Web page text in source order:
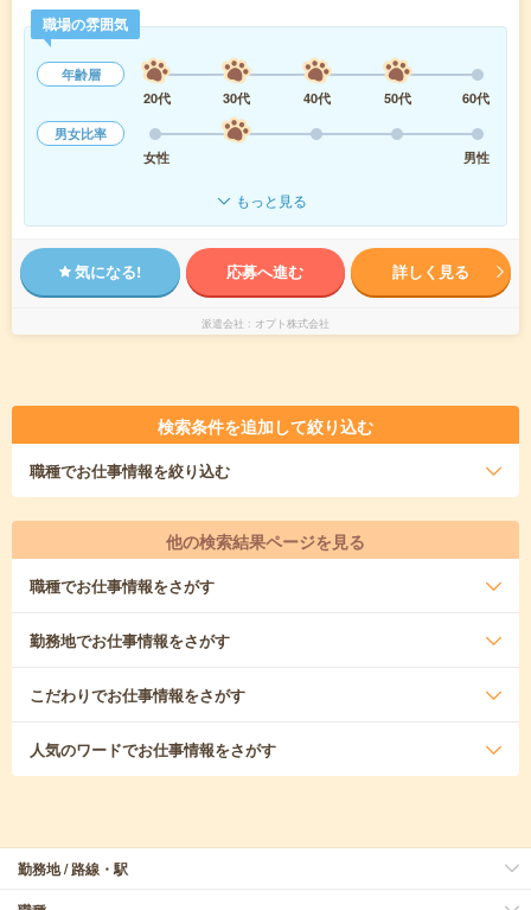
職場の雰囲気
年齢層
20代
30代 40代 50代
60代
男女比率
女性
男性
もっと見る
気になる! 応募へ進む 詳しく見る
派遣会社 オプト株式会社
検索条件を追加して絞り込む
職種でお仕事情報を絞り込む
他の検索結果ページを見る
職種でお仕事情報をさがす
勤務地でお仕事情報をさがす
こだわりでお仕事情報をさがす
人気のワードでお仕事情報をさがす
勤務地 / 路線・駅